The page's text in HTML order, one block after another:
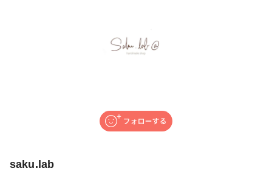
saku.lab